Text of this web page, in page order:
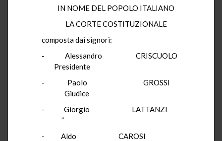
IN NOME DEL POPOLO ITALIANO
LA CORTE COSTITUZIONALE
composta dai signori:
- Alessandro CRISCUOLO
Presidente
- Paolo GROSSI
Giudice
- Giorgio LATTANZI
”
- Aldo CAROSI